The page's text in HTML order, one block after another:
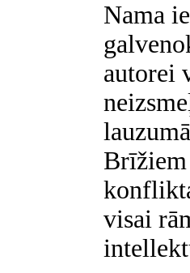
Nama
autorei
visai